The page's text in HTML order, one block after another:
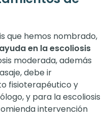
que hemos nombrado,
en la escoliosis
moderada, además
debe ir
fisioterapéutico y
y para la escoliosis
intervención